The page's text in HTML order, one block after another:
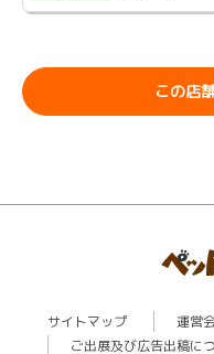
この店
サイトマップ 運営
ご出展及び広告出稿に